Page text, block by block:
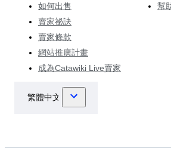
如何出售
賣家祕訣
賣家條款
網站推廣計畫
成為Catawiki Live賣家
幫